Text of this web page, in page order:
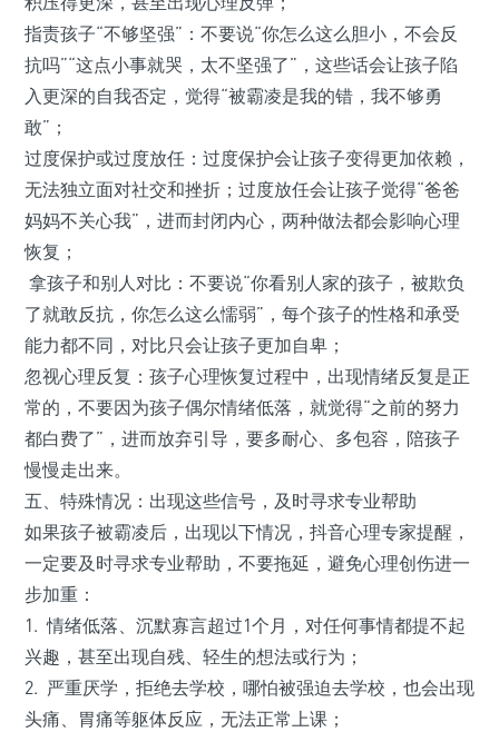
指责孩子“不够坚强”：不要说“你怎么这么胆小，不会反
抗吗”“这点小事就哭，太不坚强了”，这些话会让孩子陷
入更深的自我否定，觉得“被霸凌是我的错，我不够勇
敢”；
过度保护或过度放任：过度保护会让孩子变得更加依赖，
无法独立面对社交和挫折；过度放任会让孩子觉得“爸爸
妈妈不关心我”，进而封闭内心，两种做法都会影响心理
恢复；
拿孩子和别人对比：不要说“你看别人家的孩子，被欺负
了就敢反抗，你怎么这么懦弱”，每个孩子的性格和承受
能力都不同，对比只会让孩子更加自卑；
忽视心理反复：孩子心理恢复过程中，出现情绪反复是正
常的，不要因为孩子偶尔情绪低落，就觉得“之前的努力
都白费了”，进而放弃引导，要多耐心、多包容，陪孩子
慢慢走出来。
五、特殊情况：出现这些信号，及时寻求专业帮助
如果孩子被霸凌后，出现以下情况，抖音心理专家提醒，
一定要及时寻求专业帮助，不要拖延，避免心理创伤进一
步加重：
1. 情绪低落、沉默寡言超过1个月，对任何事情都提不起
兴趣，甚至出现自残、轻生的想法或行为；
2. 严重厌学，拒绝去学校，哪怕被强迫去学校，也会出现
头痛、胃痛等躯体反应，无法正常上课；